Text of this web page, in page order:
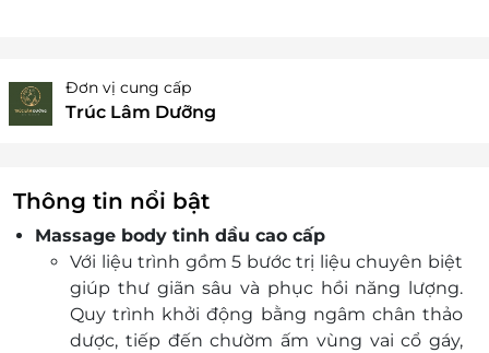
Đơn vị cung cấp
Trúc Lâm Dưỡng
Thông tin nổi bật
Massage body tinh dầu cao cấp
Với liệu trình gồm 5 bước trị liệu chuyên biệt
giúp thư giãn sâu và phục hồi năng lượng.
Quy trình khởi động bằng ngâm chân thảo
dược, tiếp đến chườm ấm vùng vai cổ gáy,